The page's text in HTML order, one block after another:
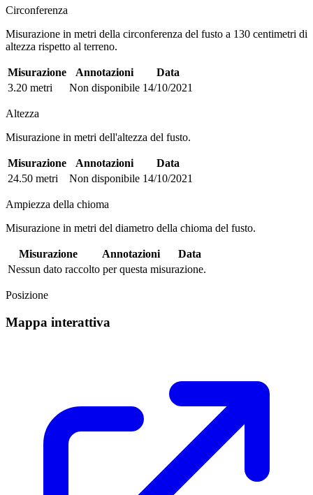
Circonferenza
Misurazione in metri della circonferenza del fusto a 130 centimetri di
altezza rispetto al terreno.
Misurazione Annotazioni
Data
3.20 metri
Non disponibile 14/10/2021
Altezza
Misurazione in metri dell'altezza del fusto.
Misurazione Annotazioni
Data
24.50 metri
Non disponibile 14/10/2021
Ampiezza della chioma
Misurazione in metri del diametro della chioma del fusto.
Misurazione Annotazioni
Data
Nessun dato raccolto per questa misurazione.
Posizione
Mappa interattiva